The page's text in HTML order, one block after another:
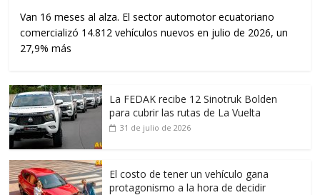
Van 16 meses al alza. El sector automotor ecuatoriano
comercializó 14.812 vehículos nuevos en julio de 2026, un
27,9% más
La FEDAK recibe 12 Sinotruk Bolden
para cubrir las rutas de La Vuelta
31 de julio de 2026
El costo de tener un vehículo gana
protagonismo a la hora de decidir